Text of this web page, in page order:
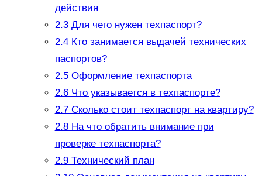
действия
2.3Для чего нужен техпаспорт?
2.4Кто занимается выдачей технических
паспортов?
2.5Оформление техпаспорта
2.6Что указывается в техпаспорте?
2.7Сколько стоит техпаспорт на квартиру?
2.8На что обратить внимание при
проверке техпаспорта?
2.9Технический план